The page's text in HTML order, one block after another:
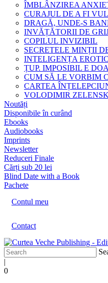
ÎMBLÂNZIREA
CURAJUL DE A FI
DRAGĂ, UNDE-S
INVĂȚĂTORII DE
COPILUL INVIZIBIL
SECRETELE MINȚII
INTELIGENȚA
ȚUP. IMPOSIBIL E
CUM SĂ LE VORBIM
CARTEA
VOLODIMIR
Noutăți
Disponibile în curând
Ebooks
Audiobooks
Imprints
Newsletter
Reduceri Finale
Cărți sub 20 lei
Blind Date with a Book
Pachete
Contul meu
Contact
|
0